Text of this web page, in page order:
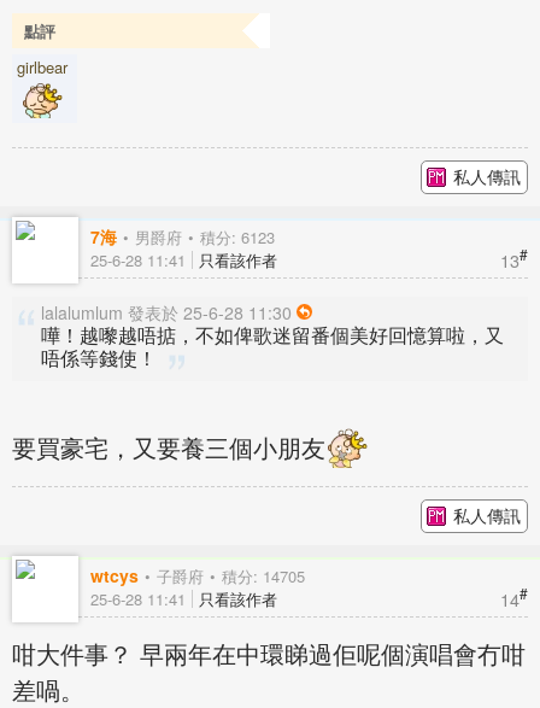
點評
girlbear
私人傳訊
7海 男爵府 積分: 6123
13#
25-6-28 11:41 只看該作者
lalalumlum 發表於 25-6-28 11:30
嘩！越嚟越唔掂，不如俾歌迷留番個美好回憶算啦，又
唔係等錢使！
要買豪宅，又要養三個小朋友
私人傳訊
wtcys 子爵府 積分: 14705
14#
25-6-28 11:41 只看該作者
咁大件事？ 早兩年在中環睇過佢呢個演唱會冇咁
差喎。